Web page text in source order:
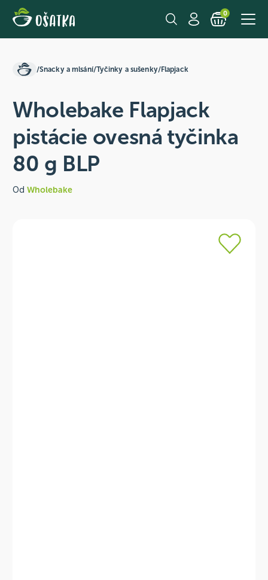
0
/Snacky a mlsání/Tyčinky a sušenky/Flapjack
Wholebake Flapjack
pistácie ovesná tyčinka
80 g BLP
Od Wholebake